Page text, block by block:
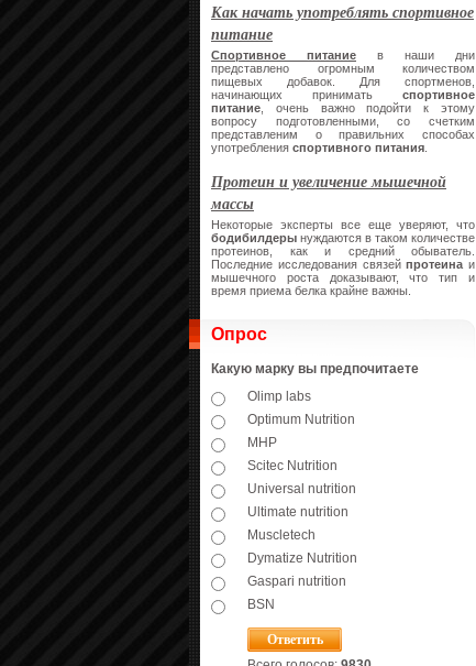
Как начать употреблять спортивное
питание
Спортивное питание в наши дни
представлено огромным количеством
пищевых добавок. Для спортменов,
начинающих принимать спортивное
питание , очень важно подойти к этому
вопросу подготовленными, со счетким
представленим о правильних способах
употребления спортивного питания
Протеин и увеличение мышечной
массы
Некоторые эксперты все еще уверяют, что
бодибилдеры нуждаются в таком количестве
протеинов, как и средний обыватель.
Последние исследования связейпротеина и
мышечного роста доказывают, что тип и
время приема белка крайне важны.
Опрос
Какую марку вы предпочитаете
Olimp labs
Optimum Nutrition
MHP
Scitec Nutrition
Universal nutrition
Ultimate nutrition
Muscletech
Dymatize Nutrition
Gaspari nutrition
BSN